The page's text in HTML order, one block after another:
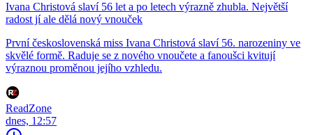
Ivana Christová slaví 56 let a po letech výrazně zhubla. Největší
radost jí ale dělá nový vnouček
První československá miss Ivana Christová slaví 56. narozeniny ve
skvělé formě. Raduje se z nového vnoučete a fanoušci kvitují
výraznou proměnou jejího vzhledu.
ReadZone
dnes, 12:57